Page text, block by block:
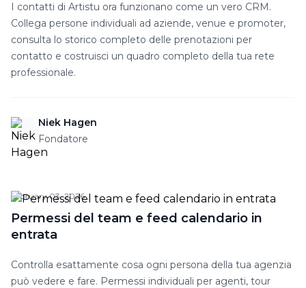
I contatti di Artistu ora funzionano come un vero CRM.
Collega persone individuali ad aziende, venue e promoter,
consulta lo storico completo delle prenotazioni per
contatto e costruisci un quadro completo della tua rete
professionale.
Niek Hagen
Fondatore
February 03, 2026
Permessi del team e feed calendario in
entrata
Controlla esattamente cosa ogni persona della tua agenzia
può vedere e fare. Permessi individuali per agenti, tour